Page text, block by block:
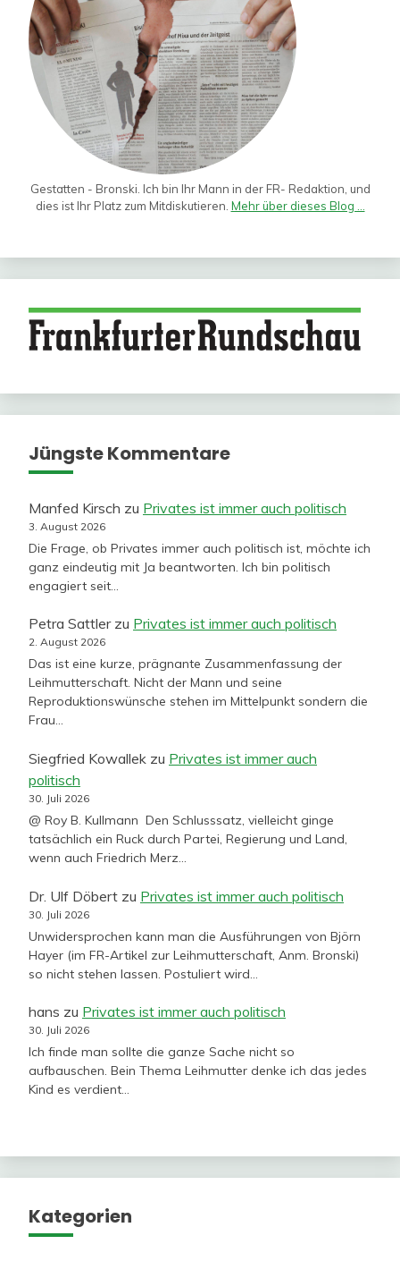
Gestatten - Bronski. Ich bin Ihr Mann in der FR- Redaktion, und
dies ist Ihr Platz zum Mitdiskutieren. Mehr über dieses Blog ...
Jüngste Kommentare
Manfed Kirsch zu Privates ist immer auch politisch
3. August 2026
Die Frage, ob Privates immer auch politisch ist, möchte ich
ganz eindeutig mit Ja beantworten. Ich bin politisch
engagiert seit…
Petra Sattlerzu Privates ist immer auch politisch
2. August 2026
Das ist eine kurze, prägnante Zusammenfassung der
Leihmutterschaft. Nicht der Mann und seine
Reproduktionswünsche stehen im Mittelpunkt sondern die
Frau…
Siegfried Kowallek zu Privates ist immer auch
politisch
30. Juli 2026
@ Roy B. Kullmann Den Schlusssatz, vielleicht ginge
tatsächlich ein Ruck durch Partei, Regierung und Land,
wenn auch Friedrich Merz…
Dr. Ulf Döbert zu Privates ist immer auch politisch
30. Juli 2026
Unwidersprochen kann man die Ausführungen von Björn
Hayer (im FR-Artikel zur Leihmutterschaft, Anm. Bronski)
so nicht stehen lassen. Postuliert wird…
hans zu Privates ist immer auch politisch
30. Juli 2026
Ich finde man sollte die ganze Sache nicht so
aufbauschen. Bein Thema Leihmutter denke ich das jedes
Kind es verdient…
Kategorien